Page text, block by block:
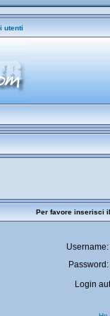
utenti
Per favore inserisci
Username:
Password:
Login